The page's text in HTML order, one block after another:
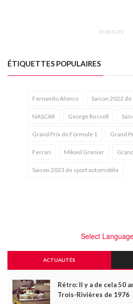
PUBLICITÉ
ÉTIQUETTES POPULAIRES
Fernando Alonso Saison 2022
NASCAR George Russell
Grand Prix de Formule 1 Grand
Ferrari Mikael Grenier
Saison 2023 de sport automobile
Select
ACTUALITÉS
Rétro: Il y a de cela 50
Trois-Rivières de 1976